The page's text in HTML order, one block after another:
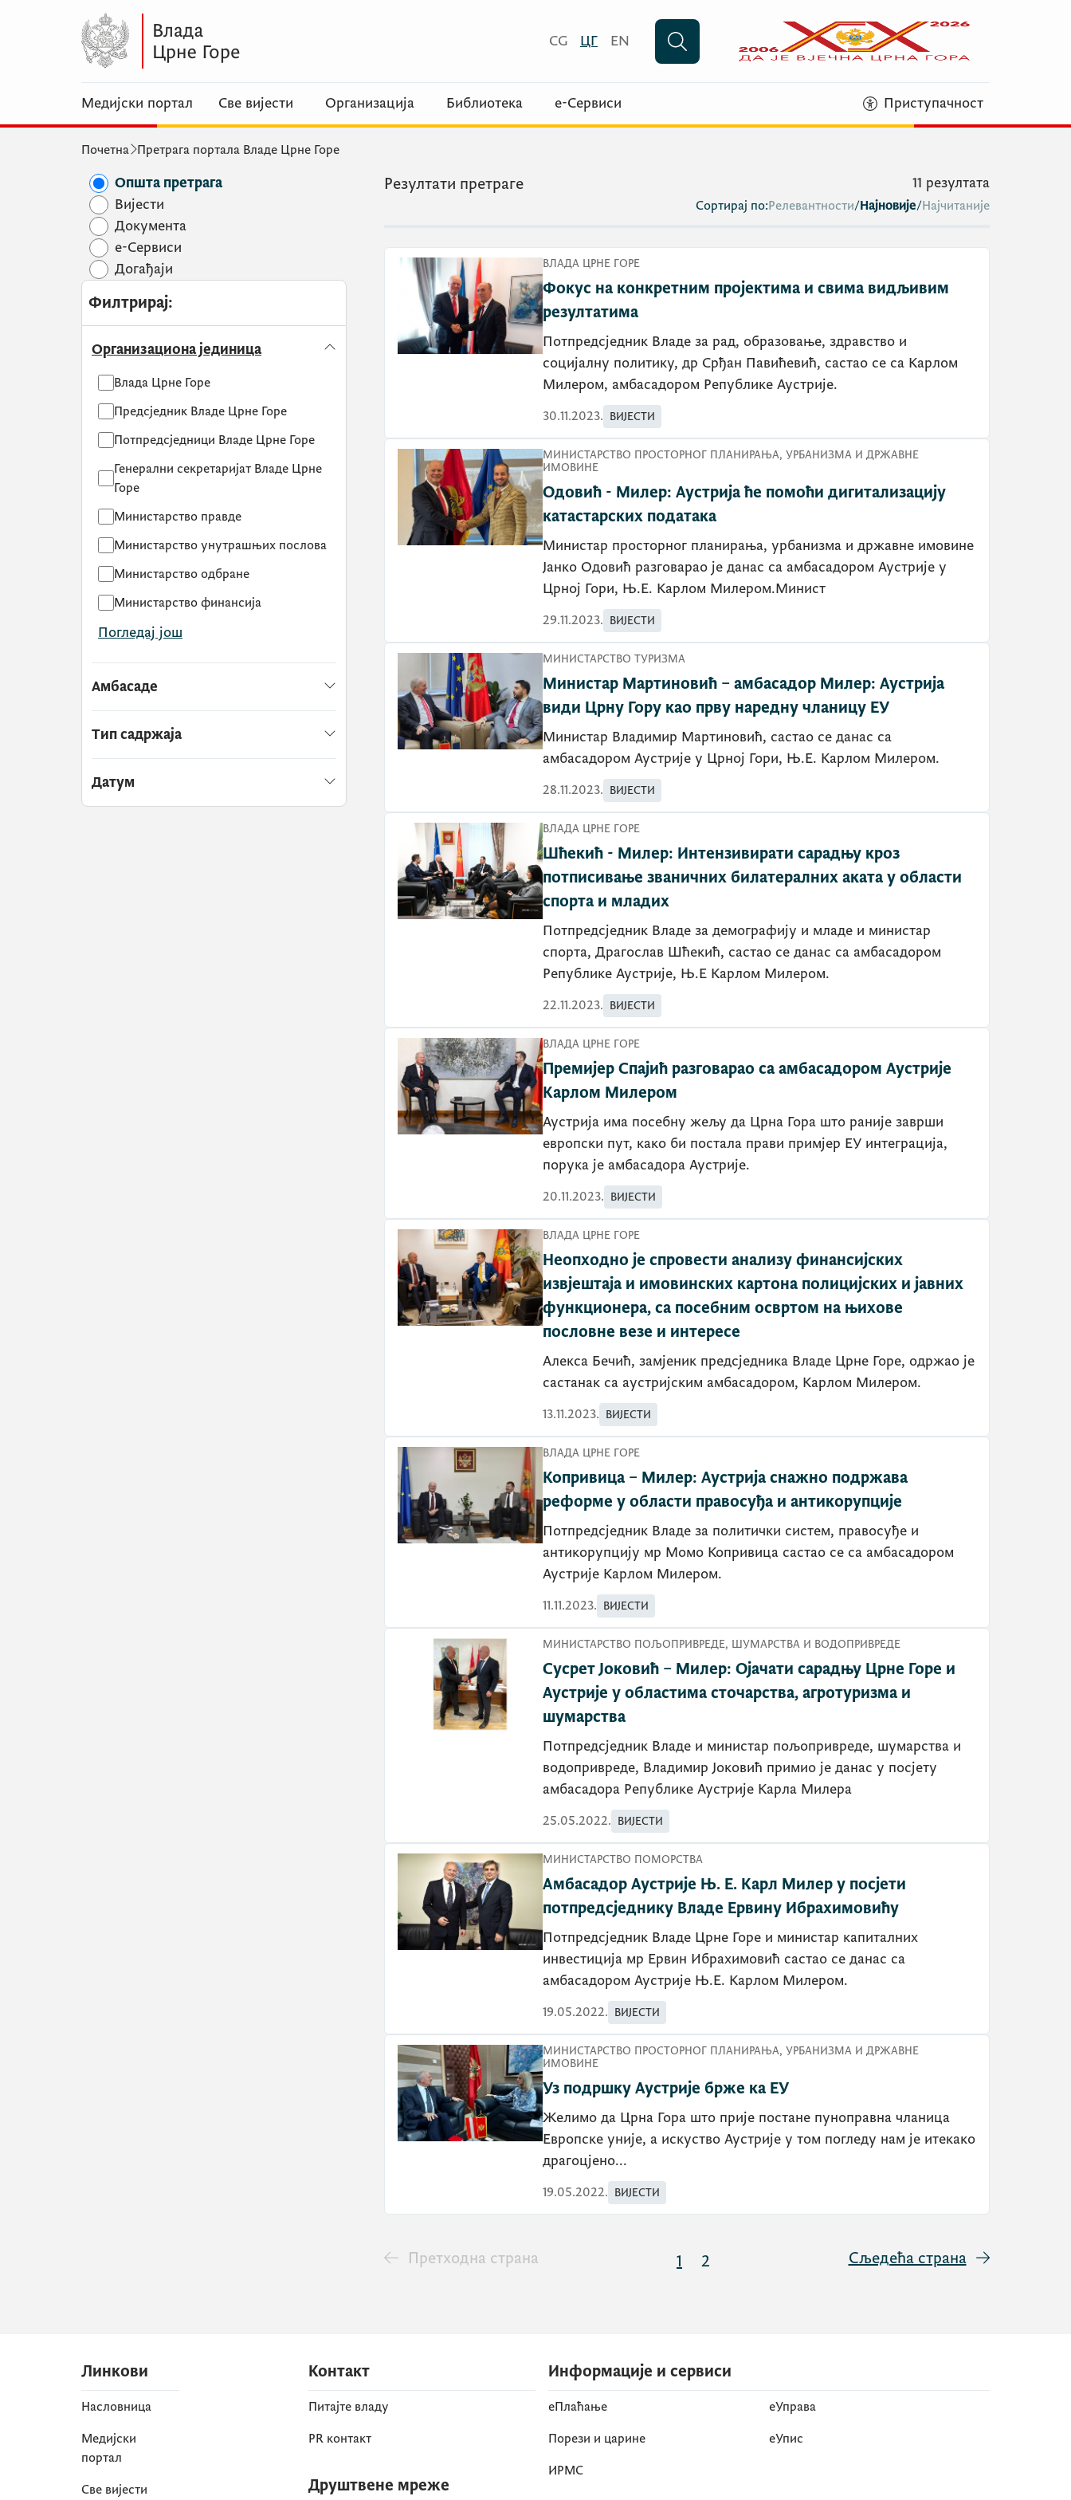
CG ЦГ EN
Медијски портал Све вијести Организација Библиотека е-Сервиси Приступачност
Почетна Претрага портала Владе Црне Горе
Општа претрага
Вијести
Документа
e-Сервиси
Догађаји
Филтрирај:
Организациона јединица
Влада Црне Горе
Предсједник Владе Црне Горе
Потпредсједници Владе Црне Горе
Генерални секретаријат Владе Црне
Горе
Министарство правде
Министарство унутрашњих послова
Министарство одбране
Министарство финансија
Погледај још
Амбасаде
Тип садржаја
Датум
Резултати претраге 11 резултата
Сортирај по:Релевантности/Најновије/Најчитаније
ВЛАДА ЦРНЕ ГОРЕ
Фокус на конкретним пројектима и свима видљивим
резултатима
Потпредсједник Владе за рад, образовање, здравство и
социјалну политику, др Срђан Павићевић, састао се са Карлом
Милером, амбасадором Републике Аустрије.
30.11.2023. ВИЈЕСТИ
МИНИСТАРСТВО ПРОСТОРНОГ ПЛАНИРАЊА, УРБАНИЗМА И ДРЖАВНЕ
ИМОВИНЕ
Одовић - Милер: Аустрија ће помоћи дигитализацију
катастарских података
Министар просторног планирања, урбанизма и државне имовине
Јанко Одовић разговарао је данас са амбасадором Аустрије у
Црној Гори, Њ.Е. Карлом Милером.Минист
29.11.2023. ВИЈЕСТИ
МИНИСТАРСТВО ТУРИЗМА
Министар Мартиновић – амбасадор Милер: Аустрија
види Црну Гору као прву наредну чланицу ЕУ
Министар Владимир Мартиновић, састао се данас са
амбасадором Аустрије у Црној Гори, Њ.Е. Карлом Милером.
28.11.2023. ВИЈЕСТИ
ВЛАДА ЦРНЕ ГОРЕ
Шћекић - Милер: Интензивирати сарадњу кроз
потписивање званичних билатералних аката у области
спорта и младих
Потпредсједник Владе за демографију и младе и министар
спорта, Драгослав Шћекић, састао се данас са амбасадором
Републике Аустрије, Њ.Е Карлом Милером.
22.11.2023. ВИЈЕСТИ
ВЛАДА ЦРНЕ ГОРЕ
Премијер Спајић разговарао са амбасадором Аустрије
Карлом Милером
Аустрија има посебну жељу да Црна Гора што раније заврши
европски пут, како би постала прави примјер ЕУ интеграција,
порука је амбасадора Аустрије.
20.11.2023. ВИЈЕСТИ
ВЛАДА ЦРНЕ ГОРЕ
Неопходно је спровести анализу финансијских
извјештаја и имовинских картона полицијских и јавних
функционера, са посебним освртом на њихове
пословне везе и интересе
Алекса Бечић, замјеник предсједника Владе Црне Горе, одржао је
састанак са аустријским амбасадором, Карлом Милером.
13.11.2023. ВИЈЕСТИ
ВЛАДА ЦРНЕ ГОРЕ
Копривица – Милер: Аустрија снажно подржава
реформе у области правосуђа и антикорупције
Потпредсједник Владе за политички систем, правосуђе и
антикорупцију мр Момо Копривица састао се са амбасадором
Аустрије Карлом Милером.
11.11.2023. ВИЈЕСТИ
МИНИСТАРСТВО ПОЉОПРИВРЕДЕ, ШУМАРСТВА И ВОДОПРИВРЕДЕ
Сусрет Јоковић – Милер: Ојачати сарадњу Црне Горе и
Аустрије у областима сточарства, агротуризма и
шумарства
Потпредсједник Владе и министар пољопривреде, шумарства и
водопривреде, Владимир Јоковић примио је данас у посјету
амбасадора Републике Аустрије Карла Милера
25.05.2022. ВИЈЕСТИ
МИНИСТАРСТВО ПОМОРСТВА
Амбасадор Аустрије Њ. Е. Карл Милер у посјети
потпредсједнику Владе Ервину Ибрахимовићу
Потпредсједник Владе Црне Горе и министар капиталних
инвестиција мр Ервин Ибрахимовић састао се данас са
амбасадором Аустрије Њ.Е. Карлом Милером.
19.05.2022. ВИЈЕСТИ
МИНИСТАРСТВО ПРОСТОРНОГ ПЛАНИРАЊА, УРБАНИЗМА И ДРЖАВНЕ
ИМОВИНЕ
Уз подршку Аустрије брже ка ЕУ
Желимо да Црна Гора што прије постане пуноправна чланица
Европске уније, а искуство Аустрије у том погледу нам је итекако
драгоцјено...
19.05.2022. ВИЈЕСТИ
Претходна страна 1 2 Сљедећа страна
Линкови
Насловница
Медијски
портал
Све вијести
Контакт
Питајте владу
PR контакт
Друштвене мреже
Информације и сервиси
eПлаћање
еУправа
Порези и царине
eУпис
ИРМС